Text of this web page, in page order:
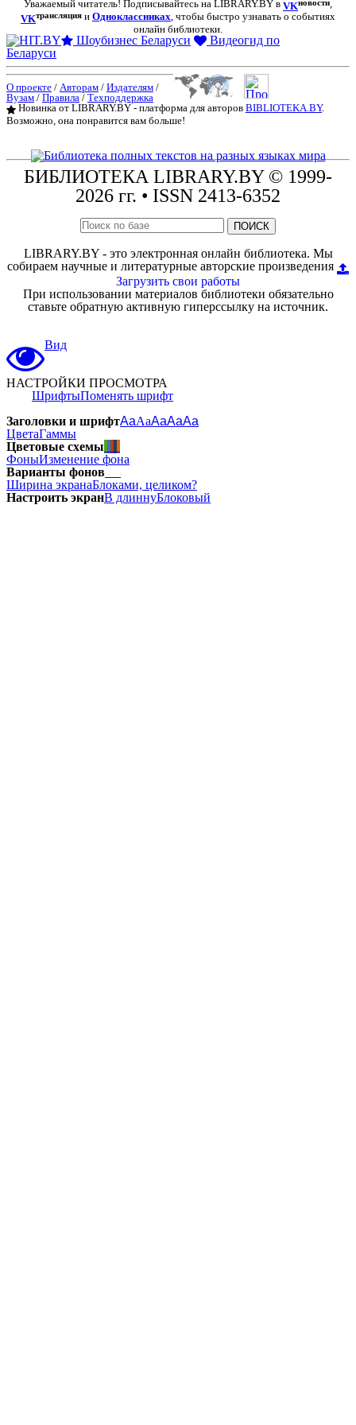
Уважаемый читатель! Подписывайтесь на LIBRARY.BY в VKновости
VKтрансляция и Одноклассниках , чтобы быстро узнавать о событиях
онлайн библиотеки.
Шоубизнес Беларуси
Видеогид по
Беларуси
О проекте / Авторам / Издателям /
Вузам / Правила / Техподдержка
Новинка от LIBRARY.BY - платформа для авторов BIBLIOTEKA.BY.
Возможно, она понравится вам больше!
БИБЛИОТЕКАLIBRARY.BY © 1999-
2026 гг. • ISSN 2413-6352
ПОИСК
LIBRARY.BY - это электронная онлайн библиотека. Мы
собираем научные и литературные авторские произведения
Загрузить свои работы
При использовании материалов библиотеки обязательно
ставьте обратную активную гиперссылку на источник.
Вид
НАСТРОЙКИ ПРОСМОТРА
ШрифтыПоменять шрифт
Заголовки и шрифтAaAaAaAaAa
ЦветаГаммы
Цветовые схемы
ФоныИзменение фона
Варианты фонов
Ширина экранаБлоками, целиком?
Настроить экранВ длиннуБлоковый